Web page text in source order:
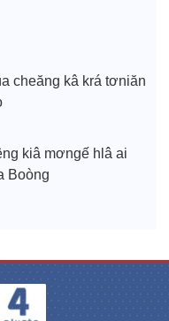
cheăng kâ krá tơniăn
kiâ mơngế hlâ ai
Boòng